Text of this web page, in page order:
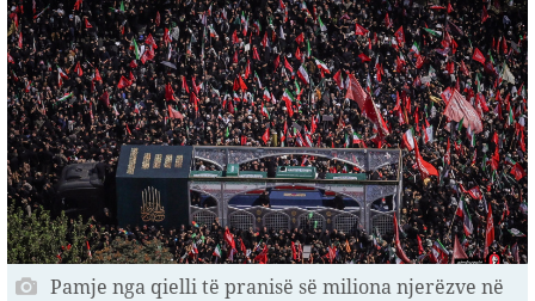
Pamje nga qielli të pranisë së miliona njerëzve në